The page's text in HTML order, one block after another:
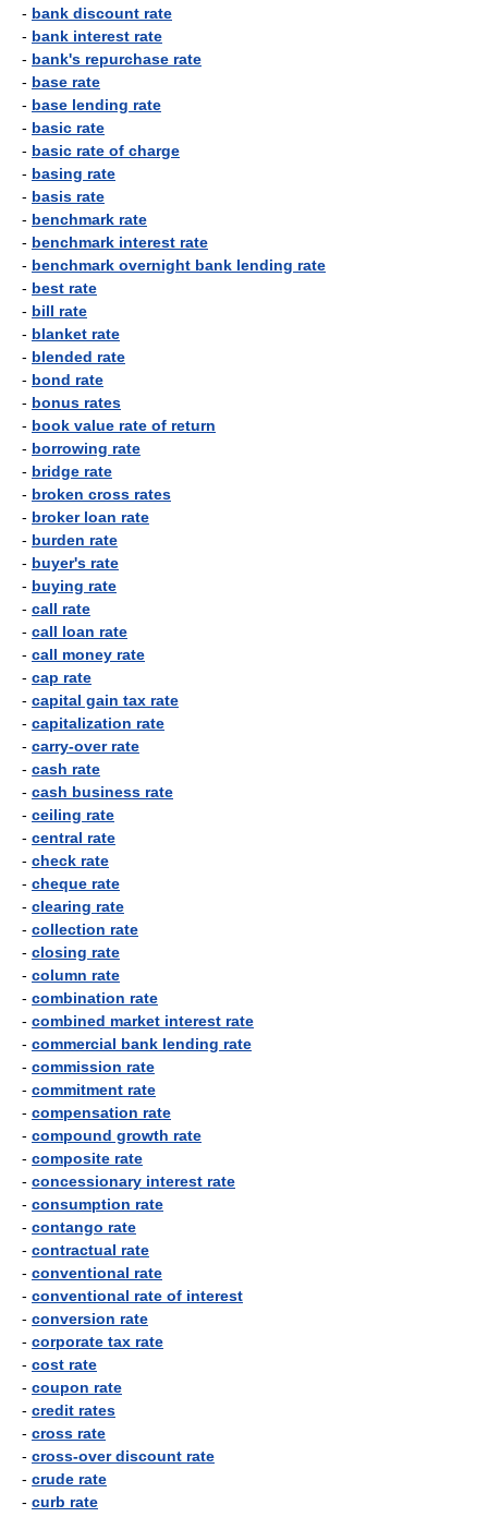
- bank discount rate
- bank interest rate
- bank's repurchase rate
- base rate
- base lending rate
- basic rate
- basic rate of charge
- basing rate
- basis rate
- benchmark rate
- benchmark interest rate
- benchmark overnight bank lending rate
- best rate
- bill rate
- blanket rate
- blended rate
- bond rate
- bonus rates
- book value rate of return
- borrowing rate
- bridge rate
- broken cross rates
- broker loan rate
- burden rate
- buyer's rate
- buying rate
- call rate
- call loan rate
- call money rate
- cap rate
- capital gain tax rate
- capitalization rate
- carry-over rate
- cash rate
- cash business rate
- ceiling rate
- central rate
- check rate
- cheque rate
- clearing rate
- collection rate
- closing rate
- column rate
- combination rate
- combined market interest rate
- commercial bank lending rate
- commission rate
- commitment rate
- compensation rate
- compound growth rate
- composite rate
- concessionary interest rate
- consumption rate
- contango rate
- contractual rate
- conventional rate
- conventional rate of interest
- conversion rate
- corporate tax rate
- cost rate
- coupon rate
- credit rates
- cross rate
- cross-over discount rate
- crude rate
- curb rate